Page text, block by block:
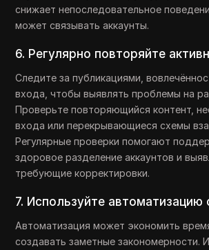
снижает непоследовательное
может связывать аккаунты.
6. Регулярно повторяйте
Следите за публикациями,
входа, чтобы выявлять проблемы на
Проверьте повторяющийся контент,
входа или перекрывающиеся схемы
Регулярные проверки помогают
здоровое разделение аккаунтов и
требующие корректировки.
7. Используйте
Автоматизация может экономить
создавать заметные закономерности.